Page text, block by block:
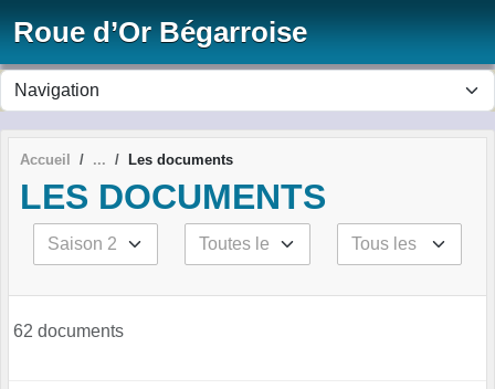
Roue d’Or Bégarroise
Accueil Les documents
LES DOCUMENTS
62 documents